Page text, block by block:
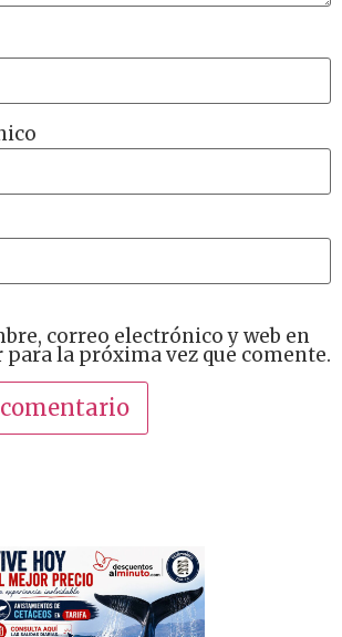
correo electrónico y web en
para la próxima vez que comente.